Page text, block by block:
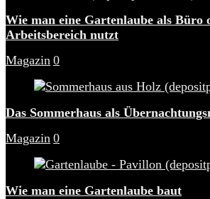
Wie man eine Gartenlaube als Büro
Arbeitsbereich nutzt
Magazin 0
Das Sommerhaus als
Magazin 0
Wie man eine Gartenlaube baut